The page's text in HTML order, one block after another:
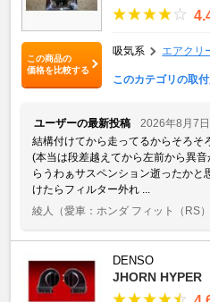
この商品の
価格を比較する
吸気系 エアクリ
このカテゴリの取
ユーザーの最新投稿
2026年8月7日
結構付けてから走ってるからそろそ
(本当は段差越えてから左前から異
らうわぁサスペンション逝ったかと
けたらフィルター外れ ...
綾人
（愛車：ホンダ フィット（RS）
DENSO
JHORN HYPER